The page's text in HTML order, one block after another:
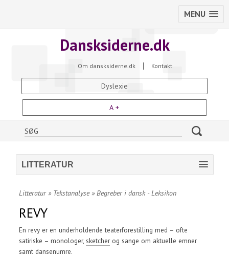
MENU
Dansksiderne.dk
Om dansksiderne.dk Kontakt
Dyslexie
A +
LITTERATUR
Litteratur» Tekstanalyse»Begreber i dansk - Leksikon
REVY
En revy er en underholdende teaterforestilling med – ofte
satiriske – monologer,sketcherog sange om aktuelle emner
samt dansenumre.